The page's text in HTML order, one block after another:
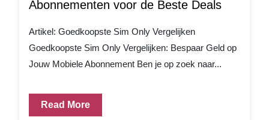
Abonnementen voor de Beste Deals
Artikel: Goedkoopste Sim Only Vergelijken
Goedkoopste Sim Only Vergelijken: Bespaar Geld op
Jouw Mobiele Abonnement Ben je op zoek naar...
Read More